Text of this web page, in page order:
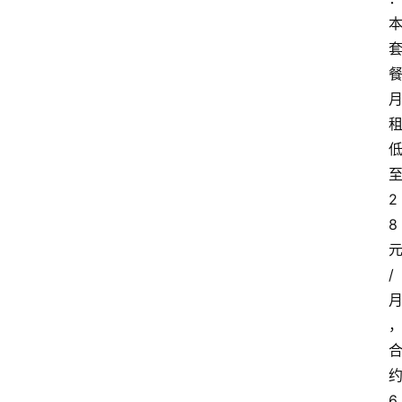
本
套
餐
月
租
低
至
2
8
元
/
月
，
合
约